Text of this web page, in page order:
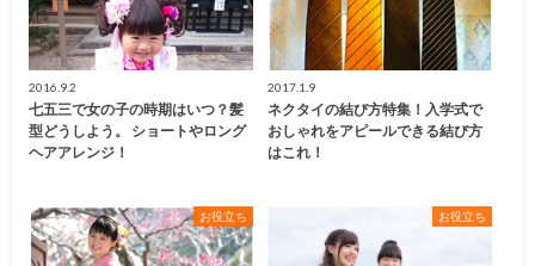
2016.9.2
七五三で女の子の時期はいつ？髪
型どうしよう。 ショートやロング
ヘアアレンジ！
2017.1.9
ネクタイの結び方特集！入学式で
おしゃれをアピールできる結び方
はこれ！
お役立ち お役立ち